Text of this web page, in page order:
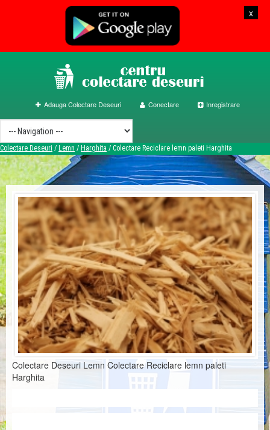
x
Adauga Colectare Deseuri Conectare Inregistrare
Colectare Deseuri / Lemn / Harghita / Colectare Reciclare lemn paleti Harghita
Colectare Deseuri Lemn Colectare Reciclare lemn paleti
Harghita